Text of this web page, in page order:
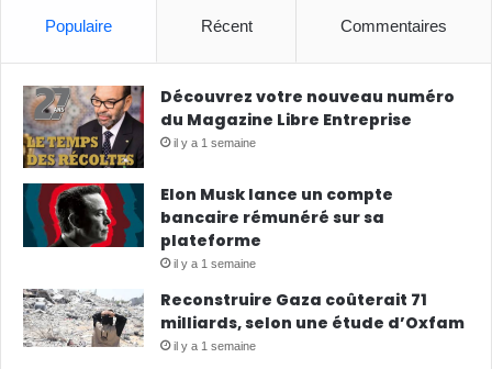
Populaire Récent Commentaires
Découvrez votre nouveau numéro
du Magazine Libre Entreprise
il y a 1 semaine
Elon Musk lance un compte
bancaire rémunéré sur sa
plateforme
il y a 1 semaine
Reconstruire Gaza coûterait 71
milliards, selon une étude d’Oxfam
il y a 1 semaine